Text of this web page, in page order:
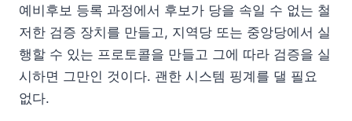
예비후보 등록 과정에서 후보가 당을 속일 수 없는 철
저한 검증 장치를 만들고, 지역당 또는 중앙당에서 실
행할 수 있는 프로토콜을 만들고 그에 따라 검증을 실
시하면 그만인 것이다. 괜한 시스템 핑계를 댈 필요
없다.